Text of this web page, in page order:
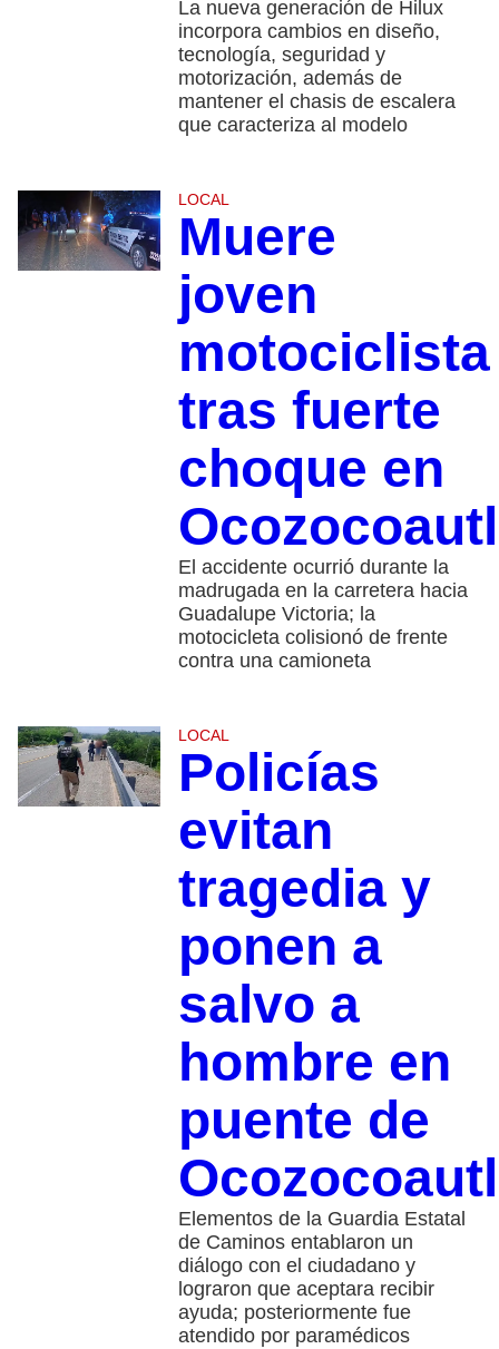
La nueva generación de Hilux
incorpora cambios en diseño,
tecnología, seguridad y
motorización, además de
mantener el chasis de escalera
que caracteriza al modelo
LOCAL
Muere
joven
motociclista
tras fuerte
choque en
El accidente ocurrió durante la
madrugada en la carretera hacia
Guadalupe Victoria; la
motocicleta colisionó de frente
contra una camioneta
LOCAL
Policías
evitan
tragedia y
ponen a
salvo a
hombre en
puente de
Elementos de la Guardia Estatal
de Caminos entablaron un
diálogo con el ciudadano y
lograron que aceptara recibir
ayuda; posteriormente fue
atendido por paramédicos